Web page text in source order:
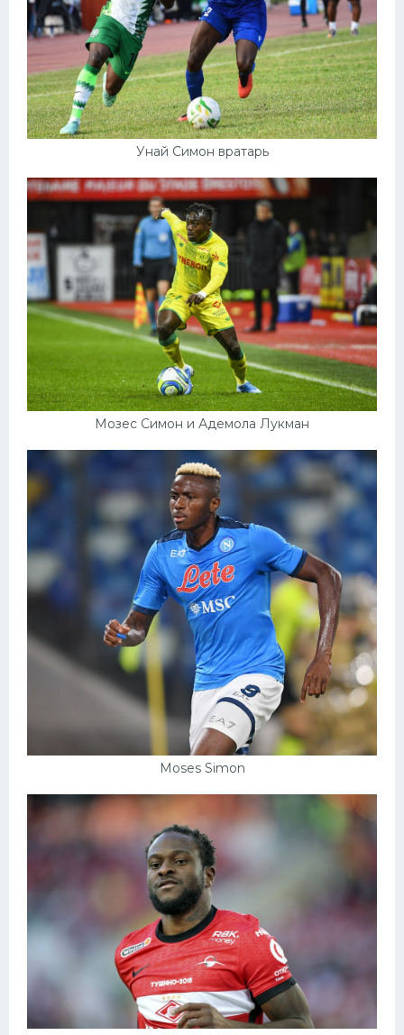
Унай Симон вратарь
Мозес Симон и Адемола Лукман
Moses Simon